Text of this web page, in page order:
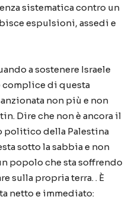
sistematica contro un
espulsioni, assedi e
a sostenere Israele
complice di questa
non più e non
Dire che non è ancora il
politico della Palestina
sotto la sabbia e non
popolo che sta soffrendo
sulla propria terra. . È
netto e immediato: